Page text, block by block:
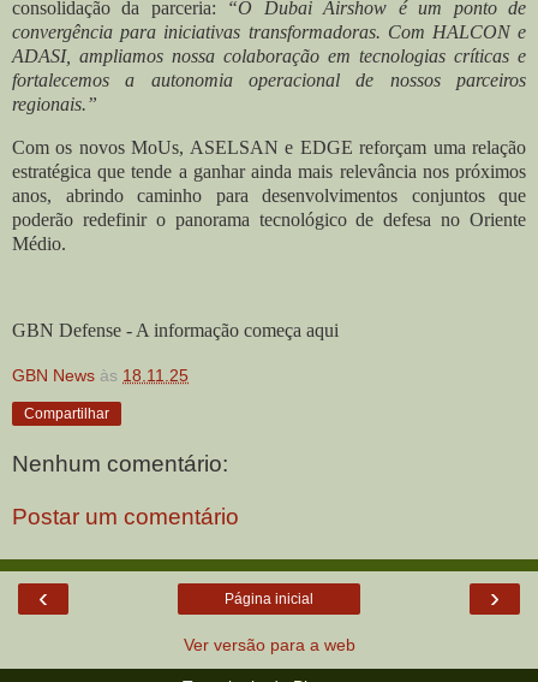
consolidação da parceria:
“O Dubai Airshow é um ponto de
convergência para iniciativas transformadoras. Com HALCON e
ADASI, ampliamos nossa colaboração em tecnologias críticas e
fortalecemos a autonomia operacional de nossos parceiros
regionais.”
Com os novos MoUs, ASELSAN e EDGE reforçam uma relação
estratégica que tende a ganhar ainda mais relevância nos próximos
anos, abrindo caminho para desenvolvimentos conjuntos que
poderão redefinir o panorama tecnológico de defesa no Oriente
Médio.
GBN Defense - A informação começa aqui
GBN News às 18.11.25
Compartilhar
Nenhum comentário:
Postar um comentário
‹ ›
Página inicial
Ver versão para a web